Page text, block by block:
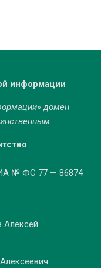
информации
домен
№ ФС 77 — 86874
Алексей